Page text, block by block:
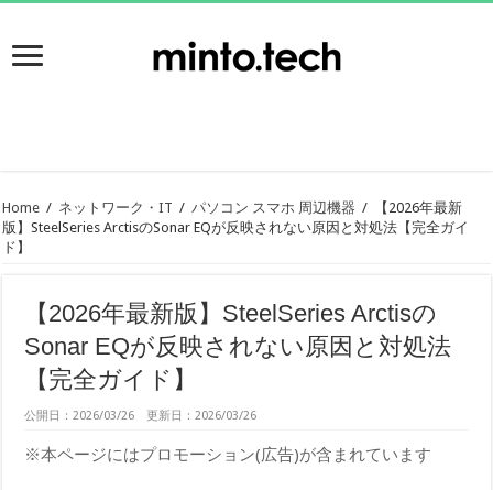
Home / ネットワーク・IT / パソコン スマホ 周辺機器 /
【2026年最新
版】SteelSeries ArctisのSonar EQが反映されない原因と対処法【完全ガイ
ド】
【2026年最新版】SteelSeries Arctisの
Sonar EQが反映されない原因と対処法
【完全ガイド】
公開日：2026/03/26 更新日：2026/03/26
※本ページにはプロモーション(広告)が含まれています